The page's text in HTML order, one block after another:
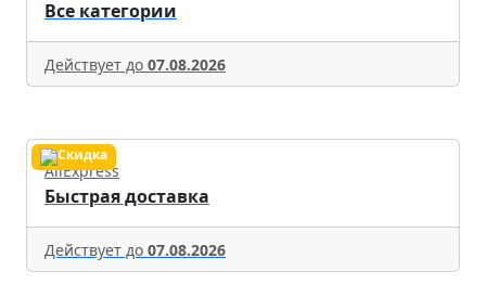
Все категории
Действует до 07.08.2026
AliExpress
Быстрая доставка
Действует до 07.08.2026